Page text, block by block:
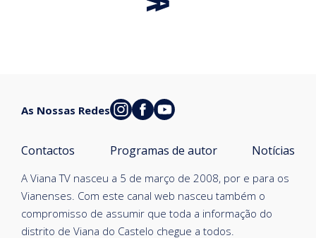
A Viana TV nasceu a 5 de março de 2008, por e para os
Vianenses. Com este canal web nasceu também o
compromisso de assumir que toda a informação do
distrito de Viana do Castelo chegue a todos.
Contactos Programas de autor Notícias
As Nossas Redes